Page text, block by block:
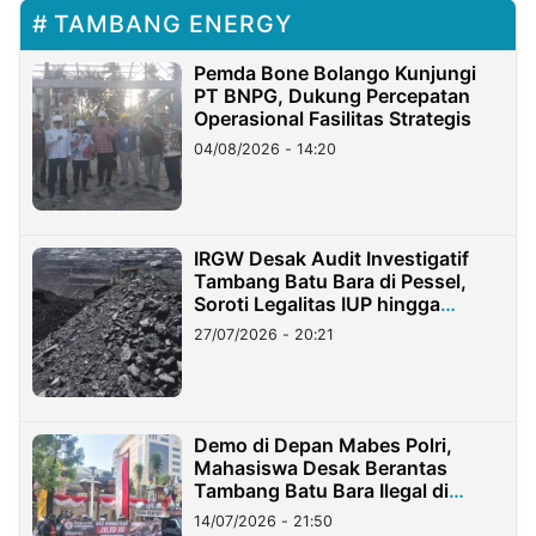
TAMBANG ENERGY
Pemda Bone Bolango Kunjungi
PT BNPG, Dukung Percepatan
Operasional Fasilitas Strategis
04/08/2026 - 14:20
IRGW Desak Audit Investigatif
Tambang Batu Bara di Pessel,
Soroti Legalitas IUP hingga
Stockpile
27/07/2026 - 20:21
Demo di Depan Mabes Polri,
Mahasiswa Desak Berantas
Tambang Batu Bara Ilegal di
Lampung
14/07/2026 - 21:50